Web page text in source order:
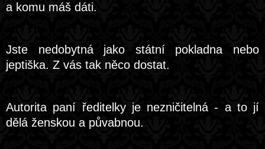
a komu máš dáti.
Jste nedobytná jako státní pokladna nebo
jeptiška. Z vás tak něco dostat.
Autorita paní ředitelky je nezničitelná - a to jí
dělá ženskou a půvabnou.